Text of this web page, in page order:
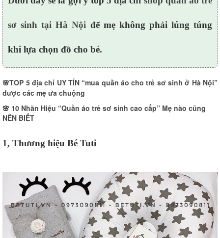
sơ sinh tại Hà Nội để mẹ không phải lúng túng
khi lựa chọn đồ cho bé.
🌸TOP 5 địa chỉ UY TÍN “mua quần áo cho trẻ sơ sinh ở Hà Nội”
được các mẹ ưa chuộng
🌸 10 Nhãn Hiệu “Quần áo trẻ sơ sinh cao cấp” Mẹ nào cũng
NÊN BIẾT
1, Thương hiệu Bé Tuti